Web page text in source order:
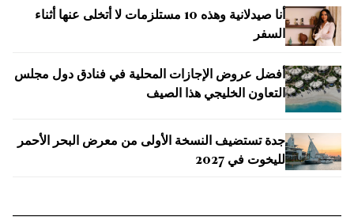
أنا صيدلانية وهذه 10 مستلزمات لا أتخلى عنها أثناء
السفر
أفضل عروض الإجازات المحلية في فنادق دول مجلس
التعاون الخليجي هذا الصيف
جدة تستضيف النسخة الأولى من معرض البحر الأحمر
لليخوت في 2027